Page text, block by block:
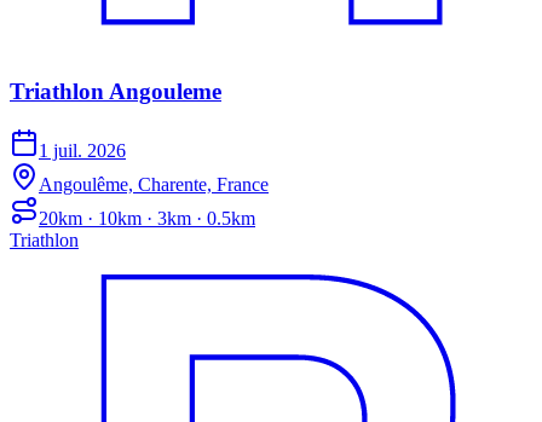
Triathlon Angouleme
1 juil. 2026
Angoulême, Charente, France
20km · 10km · 3km · 0.5km
Triathlon